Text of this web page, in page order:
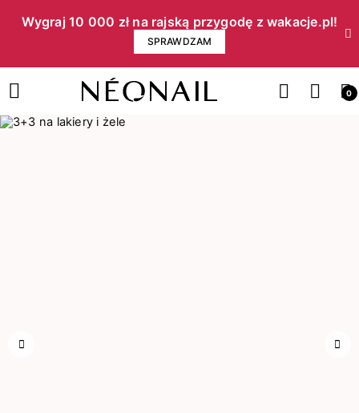
Wygraj 10 000 zł na rajską przygodę z wakacje.pl!​
SPRAWDZAM
0